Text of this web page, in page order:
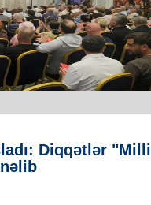
Diqqətlər "Milli